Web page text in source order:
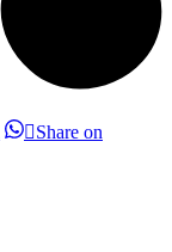
ShareShare on